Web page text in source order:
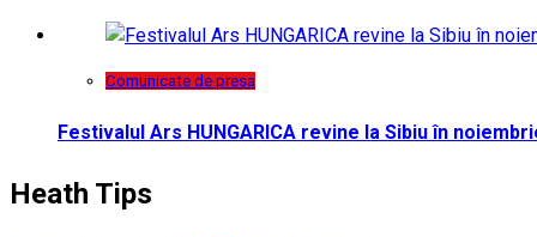
Comunicate de presa
Festivalul Ars HUNGARICA revine la Sibiu în
Heath Tips